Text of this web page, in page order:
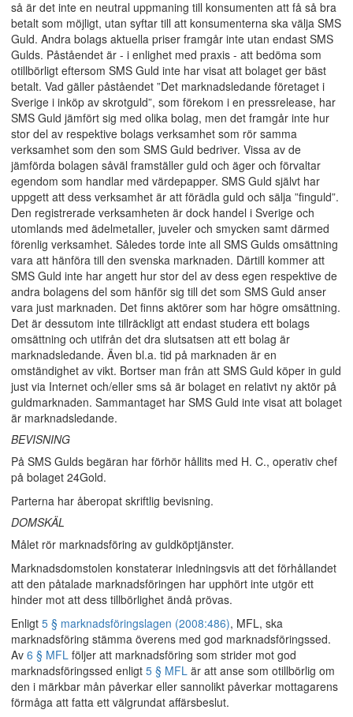
så är det inte en neutral uppmaning till konsumenten att få så bra
betalt som möjligt, utan syftar till att konsumenterna ska välja SMS
Guld. Andra bolags aktuella priser framgår inte utan endast SMS
Gulds. Påståendet är - i enlighet med praxis - att bedöma som
otillbörligt eftersom SMS Guld inte har visat att bolaget ger bäst
betalt. Vad gäller påståendet ”Det marknadsledande företaget i
Sverige i inköp av skrotguld”, som förekom i en pressrelease, har
SMS Guld jämfört sig med olika bolag, men det framgår inte hur
stor del av respektive bolags verksamhet som rör samma
verksamhet som den som SMS Guld bedriver. Vissa av de
jämförda bolagen såväl framställer guld och äger och förvaltar
egendom som handlar med värdepapper. SMS Guld självt har
uppgett att dess verksamhet är att förädla guld och sälja ”finguld”.
Den registrerade verksamheten är dock handel i Sverige och
utomlands med ädelmetaller, juveler och smycken samt därmed
förenlig verksamhet. Således torde inte all SMS Gulds omsättning
vara att hänföra till den svenska marknaden. Därtill kommer att
SMS Guld inte har angett hur stor del av dess egen respektive de
andra bolagens del som hänför sig till det som SMS Guld anser
vara just marknaden. Det finns aktörer som har högre omsättning.
Det är dessutom inte tillräckligt att endast studera ett bolags
omsättning och utifrån det dra slutsatsen att ett bolag är
marknadsledande. Även bl.a. tid på marknaden är en
omständighet av vikt. Bortser man från att SMS Guld köper in guld
just via Internet och/eller sms så är bolaget en relativt ny aktör på
guldmarknaden. Sammantaget har SMS Guld inte visat att bolaget
är marknadsledande.
BEVISNING
På SMS Gulds begäran har förhör hållits med H. C., operativ chef
på bolaget 24Gold.
Parterna har åberopat skriftlig bevisning.
DOMSKÄL
Målet rör marknadsföring av guldköptjänster.
Marknadsdomstolen konstaterar inledningsvis att det förhållandet
att den påtalade marknadsföringen har upphört inte utgör ett
hinder mot att dess tillbörlighet ändå prövas.
Enligt 5 § marknadsföringslagen (2008:486), MFL, ska
marknadsföring stämma överens med god marknadsföringssed.
Av 6 § MFL följer att marknadsföring som strider mot god
marknadsföringssed enligt 5 § MFL är att anse som otillbörlig om
den i märkbar mån påverkar eller sannolikt påverkar mottagarens
förmåga att fatta ett välgrundat affärsbeslut.